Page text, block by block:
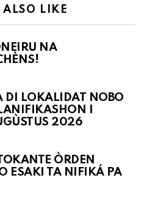
LIKE
NA
DI LOKALIDAT NOBO
I
2026
ÒRDEN
ESAKI TA NIFIKÁ PA